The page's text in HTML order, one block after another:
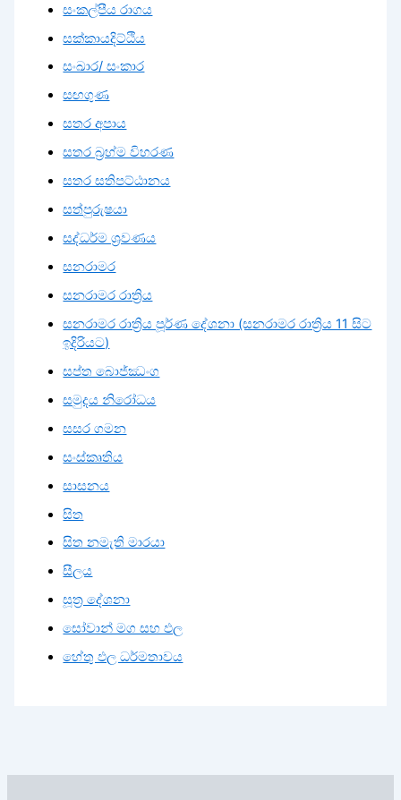
සංකල්පීය රාගය
සක්කායදිට්ඨිය
සංඛාර/ සංකාර
සඟගුණ
සතර අපාය
සතර බ්‍රහ්ම විහරණ
සතර සතිපට්ඨානය
සත්පුරුෂයා
සද්ධර්ම ශ්‍රවණය
සනරාමර
සනරාමර රාත්‍රිය
සනරාමර රාත්‍රිය පූර්ණ දේශනා (සනරාමර රාත්‍රිය 11 සිට
ඉදිරියට)
සප්ත බොජ්ඣංග
සමුදය නිරෝධය
සසර ගමන
සංස්කෘතිය
සාසනය
සිත
සිත නමැති මාරයා
සීලය
සූත්‍ර දේශනා
සෝවාන් මග සහ ඵල
හේතු ඵල ධර්මතාවය